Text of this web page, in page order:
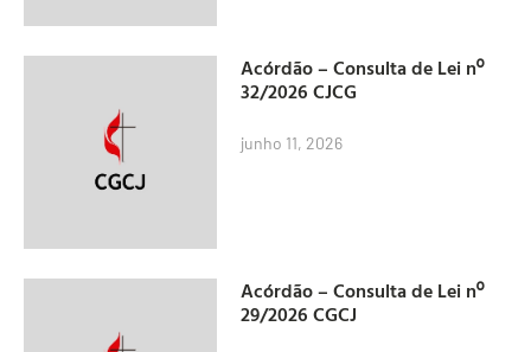
Acórdão – Consulta de Lei nº
32/2026 CJCG
junho 11, 2026
Acórdão – Consulta de Lei nº
29/2026 CGCJ